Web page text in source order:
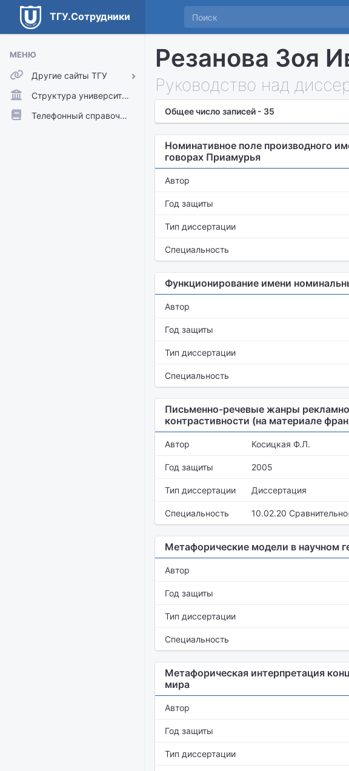
ТГУ.Сотрудники
МЕНЮ
Другие сайты ТГУ
ТГУ.Аккаунты
ТГУ.Расписание
Структура университета
Телефонный справочник
Резанова Зоя
Руководство над
Общее число записей - 35
Номинативное поле производного
говорах Приамурья
Автор
Год защиты
Тип диссертации
Специальность
Функционирование имени
Автор
Год защиты
Тип диссертации
Специальность
Письменно-речевые жанры
контрастивности (на материале
Автор Косицкая Ф.Л.
Год защиты 2005
Тип диссертации Диссертация
Специальность 10.02.20
Метафорические модели в научном
Автор
Год защиты
Тип диссертации
Специальность
Метафорическая интерпретация
мира
Автор
Год защиты
Тип диссертации